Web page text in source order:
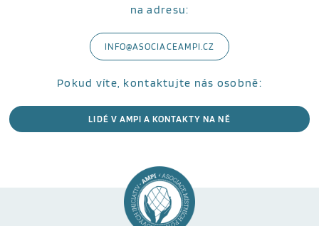
na adresu:
INFO@ASOCIACEAMPI.CZ
Pokud víte, kontaktujte nás osobně:
LIDÉ V AMPI A KONTAKTY NA NĚ